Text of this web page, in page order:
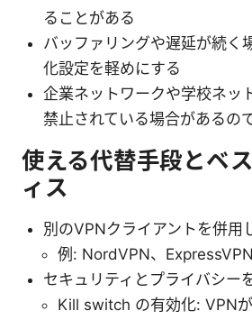
ることがある
バッファリングや遅延が続く
化設定を軽めにする
企業ネットワークや学校ネッ
禁止されている場合があるの
使える代替手段とベ
ィス
別のVPNクライアントを併用
例: NordVPN、
セキュリティとプライバシー
Kill switch の有効化: VPN